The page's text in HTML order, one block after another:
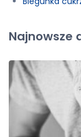
Najnowsze